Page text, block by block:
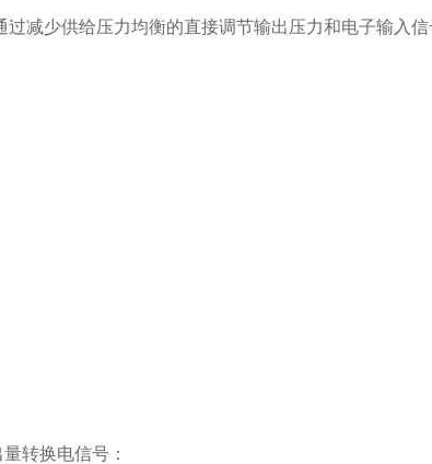
减少供给压力均衡的直接调节输出压力和电子输入信
转换电信号：